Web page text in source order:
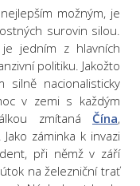
možným, je
surovin silou.
jedním z hlavních
politiku. Jakožto
silně nacionalisticky
v zemi s každým
zmítaná Čína,
záminka k invazi
při němž v září
na železniční trať